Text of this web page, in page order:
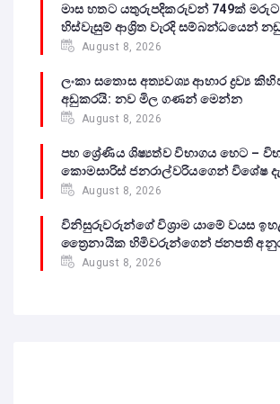
මාස හතට යතුරුපදිකරුවන් 749ක්
හිස්වැසුම් ආශ්‍රිත වැරදි සම්බන්ධයෙන්
August 8, 2026
ලංකා සතොස අත්‍යවශ්‍ය ආහාර ද්‍රව්‍ය
අඩුකරයි: නව මිල ගණන් මෙන්න
August 8, 2026
පහ ශ්‍රේණිය ශිෂ්‍යත්ව විභාගය හෙට –
කොමසාරිස් ජනරාල්වරියගෙන් විශේෂ
August 8, 2026
විනිසුරුවරුන්ගේ විශ්‍රාම යාමේ වයස
ත්‍රෛනායික හිමිවරුන්ගෙන් ජනපති
August 8, 2026